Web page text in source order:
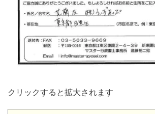
クリックすると拡大されます